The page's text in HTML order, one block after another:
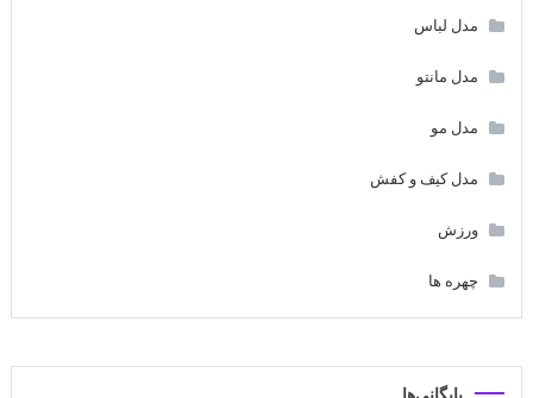
مدل لباس
مدل مانتو
مدل مو
مدل کیف و کفش
ورزش
چهره ها